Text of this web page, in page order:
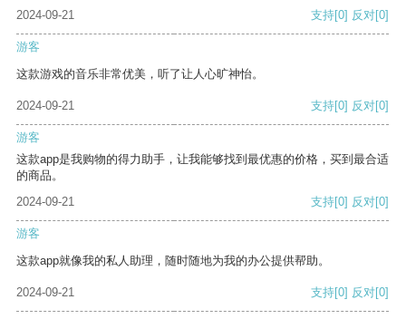
2024-09-21
支持[0] 反对[0]
游客
这款游戏的音乐非常优美，听了让人心旷神怡。
2024-09-21 支持[0] 反对[0]
游客
这款app是我购物的得力助手，让我能够找到最优惠的价格，买到最合适
的商品。
2024-09-21
支持[0] 反对[0]
游客
这款app就像我的私人助理，随时随地为我的办公提供帮助。
2024-09-21 支持[0] 反对[0]